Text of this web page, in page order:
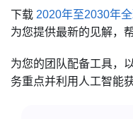
下载 2020年至2030年
为您提供最新的见解，
为您的团队配备工具，
务重点并利用人工智能